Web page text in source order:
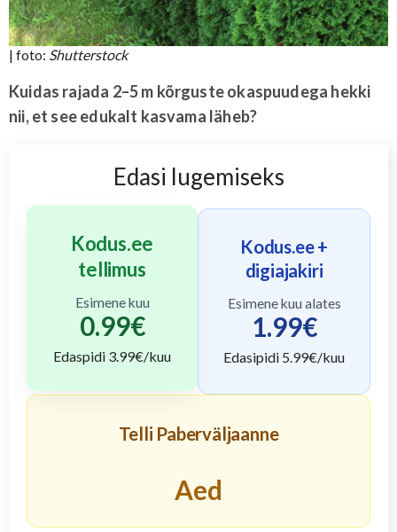
| foto: Shutterstock
Kuidas rajada 2–5 m kõrguste okaspuudega hekki
nii, et see edukalt kasvama läheb?
Edasi lugemiseks
Kodus.ee
tellimus
Esimene kuu
0.99€
Edaspidi 3.99€/kuu
Kodus.ee +
digiajakiri
Esimene kuu alates
1.99€
Edasipidi 5.99€/kuu
Telli Paberväljaanne
Aed